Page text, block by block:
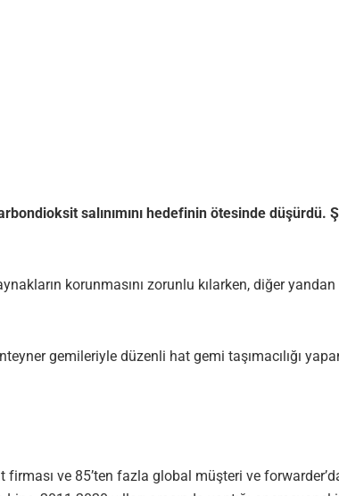
salınımını hedefinin ötesinde düşürdü.
korunmasını zorunlu kılarken, diğer
gemileriyle düzenli hat gemi taşımacılığı
ve 85’ten fazla global müşteri ve